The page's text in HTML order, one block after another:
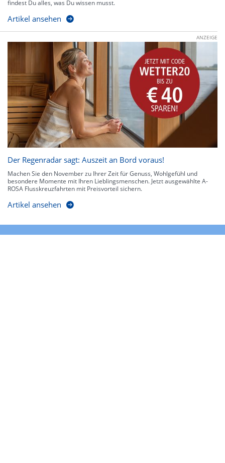
findest Du alles, was Du wissen musst.
Artikel ansehen
ANZEIGE
Der Regenradar sagt: Auszeit an Bord voraus!
Machen Sie den November zu Ihrer Zeit für Genuss, Wohlgefühl und
besondere Momente mit Ihren Lieblingsmenschen. Jetzt ausgewählte A-
ROSA Flusskreuzfahrten mit Preisvorteil sichern.
Artikel ansehen